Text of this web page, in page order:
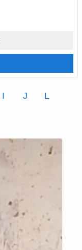
I J
L